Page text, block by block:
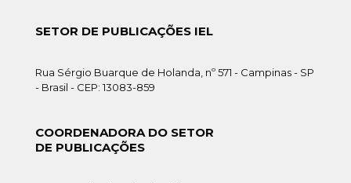
SETOR DE PUBLICAÇÕES IEL
Rua Sérgio Buarque de Holanda, nº 571 - Campinas - SP
- Brasil - CEP: 13083-859
COORDENADORA DO SETOR
DE PUBLICAÇÕES